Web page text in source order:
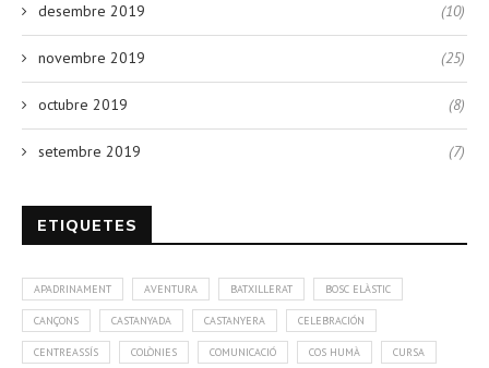
desembre 2019 (10)
novembre 2019 (25)
octubre 2019 (8)
setembre 2019 (7)
ETIQUETES
APADRINAMENT AVENTURA BATXILLERAT BOSC ELÀSTIC
CANÇONS CASTANYADA CASTANYERA CELEBRACIÓN
CENTREASSÍS COLÒNIES COMUNICACIÓ COS HUMÀ CURSA